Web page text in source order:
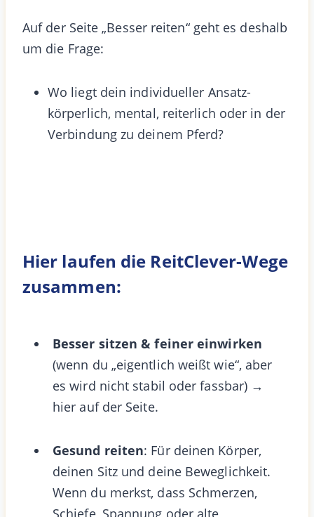
Auf der Seite „Besser reiten“ geht es deshalb
um die Frage:
Wo liegt dein individueller Ansatz-
körperlich, mental, reiterlich oder in der
Verbindung zu deinem Pferd?
Hier laufen die ReitClever-Wege
zusammen:
Besser sitzen & feiner einwirken
(wenn du „eigentlich weißt wie“, aber
es wird nicht stabil oder fassbar) →
hier auf der Seite.
Gesund reiten: Für deinen Körper,
deinen Sitz und deine Beweglichkeit.
Wenn du merkst, dass Schmerzen,
Schiefe, Spannung oder alte